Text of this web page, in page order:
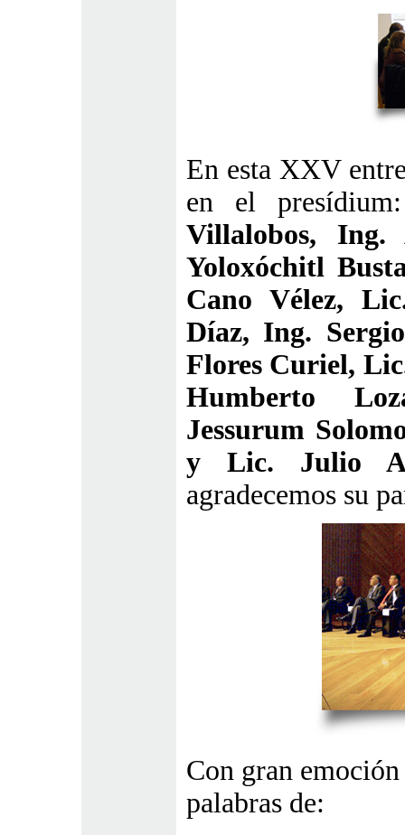
En esta XXV
en el
Villalobos,
Yoloxóchitl
Cano Vélez,
Díaz, Ing.
Flores Curiel,
Humberto
Jessurum
y Lic. Julio
agradecemos su
Con gran
palabras de: